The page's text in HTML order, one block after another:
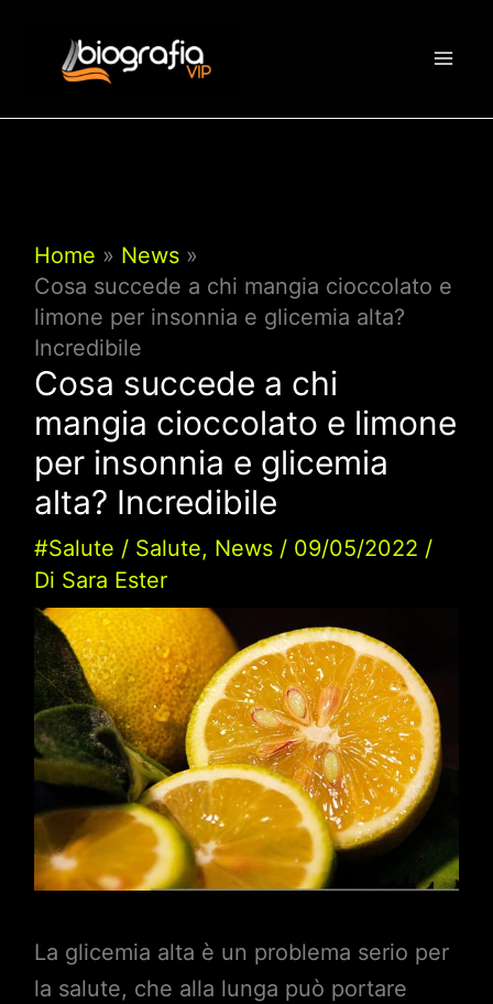
contenuto
Home
News
Cosa succede a chi mangia cioccolato e
limone per insonnia e glicemia alta?
Incredibile
Cosa succede a chi
mangia cioccolato e limone
per insonnia e glicemia
alta? Incredibile
#Salute / Salute, News/ 09/05/2022 /
Di Sara Ester
La glicemia alta è un problema serio per
la salute, che alla lunga può portare